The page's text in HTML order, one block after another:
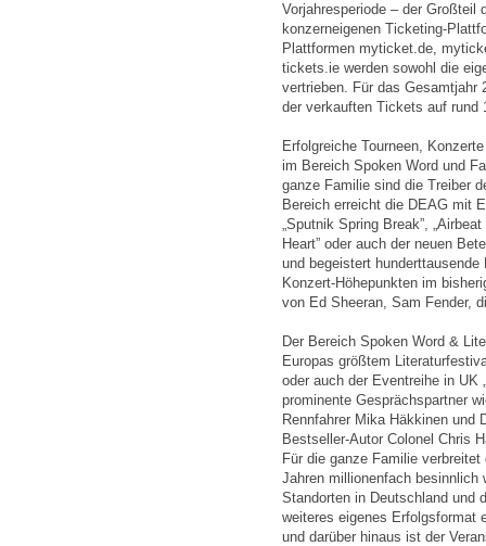
Vorjahresperiode – der Großteil
konzerneigenen Ticketing-
Plattformen myticket.de,
tickets.ie werden sowohl die
vertrieben. Für das Gesamtjahr
der verkauften Tickets auf rund
Erfolgreiche Tourneen,
im Bereich Spoken Word und
ganze Familie sind die Treiber
Bereich erreicht die DEAG mit
„Sputnik Spring Break”,
Heart” oder auch der neuen
und begeistert
Konzert-Höhepunkten im
von Ed Sheeran, Sam Fender,
Der Bereich Spoken Word &
Europas größtem
oder auch der Eventreihe in UK
prominente Gesprächspartner
Rennfahrer Mika Häkkinen und
Bestseller-Autor Colonel Chris
Für die ganze Familie
Jahren millionenfach besinnlich
Standorten in Deutschland und
weiteres eigenes Erfolgsformat
und darüber hinaus ist der